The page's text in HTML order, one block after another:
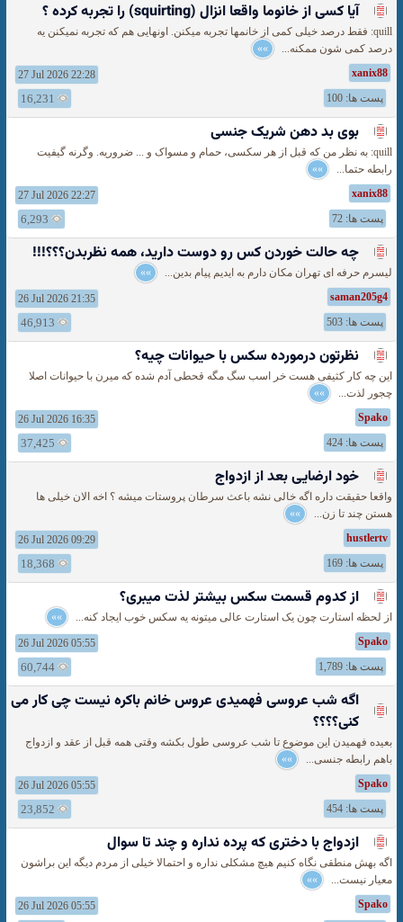
آیا کسی از خانوما واقعا انزال (squirting) را تجربه کرده ؟
quill: فقط درصد خیلی کمی از خانمها تجربه میکنن. اونهایی هم که تجربه نمیکنن یه
درصد کمی شون ممکنه... »»
xanix88
27 Jul 2026 22:28
پست ها: 100
16,231
بوی بد دهن شریک جنسی
quill: به نظر من که قبل از هر سکسی، حمام و مسواک و ... ضروریه. وگرنه گیفیت
رابطه حتما... »»
xanix88
27 Jul 2026 22:27
پست ها: 72
6,293
چه حالت خوردن کس رو دوست دارید، همه نظربدن؟؟؟!!!
لیسرم حرفه ای تهران مکان دارم به ایدیم پیام بدین... »»
saman205g4
26 Jul 2026 21:35
پست ها: 503
46,913
نظرتون درمورده سكس با حيوانات چيه؟
این چه کار کثیفی هست خر اسب سگ مگه قحطی آدم شده که میرن با حیوانات اصلا
چجور لذت... »»
Spako
26 Jul 2026 16:35
پست ها: 424
37,425
خود ارضایی بعد از ازدواج
واقعا حقیقت داره اگه خالی نشه باعث سرطان پروستات میشه ؟ اخه الان خیلی ها
هستن چند تا زن... »»
hustlertv
26 Jul 2026 09:29
پست ها: 169
18,368
از كدوم قسمت سكس بیشتر لذت میبری؟
از لحظه استارت چون یک استارت عالی میتونه یه سکس خوب ایجاد کنه... »»
Spako
26 Jul 2026 05:55
پست ها: 1,789
60,744
اگه شب عروسی فهمیدی عروس خانم باکره نیست چی کار می
کنی؟؟؟؟
بعیده فهمیدن این موضوع تا شب عروسی طول بکشه وقتی همه قبل از عقد و ازدواج
باهم رابطه جنسی... »»
Spako
26 Jul 2026 05:55
پست ها: 454
23,852
ازدواج با دختری كه پرده نداره و چند تا سوال
اگه بهش منطقی نگاه کنیم هیچ مشکلی نداره و احتمالا خیلی از مردم دیگه این براشون
معیار نیست... »»
Spako
26 Jul 2026 05:55